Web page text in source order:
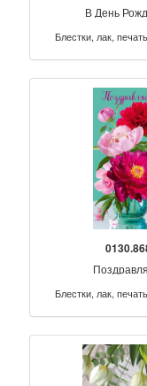
В День
Блестки, лак,
Блестки, лак,